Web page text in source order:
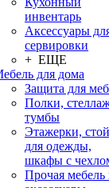
инвентарь
Аксессуары
сервировки
+ ЕЩЕ
для дома
Защита для
Полки,
тумбы
Этажерки,
для одежды,
шкафы с
Прочая мебель